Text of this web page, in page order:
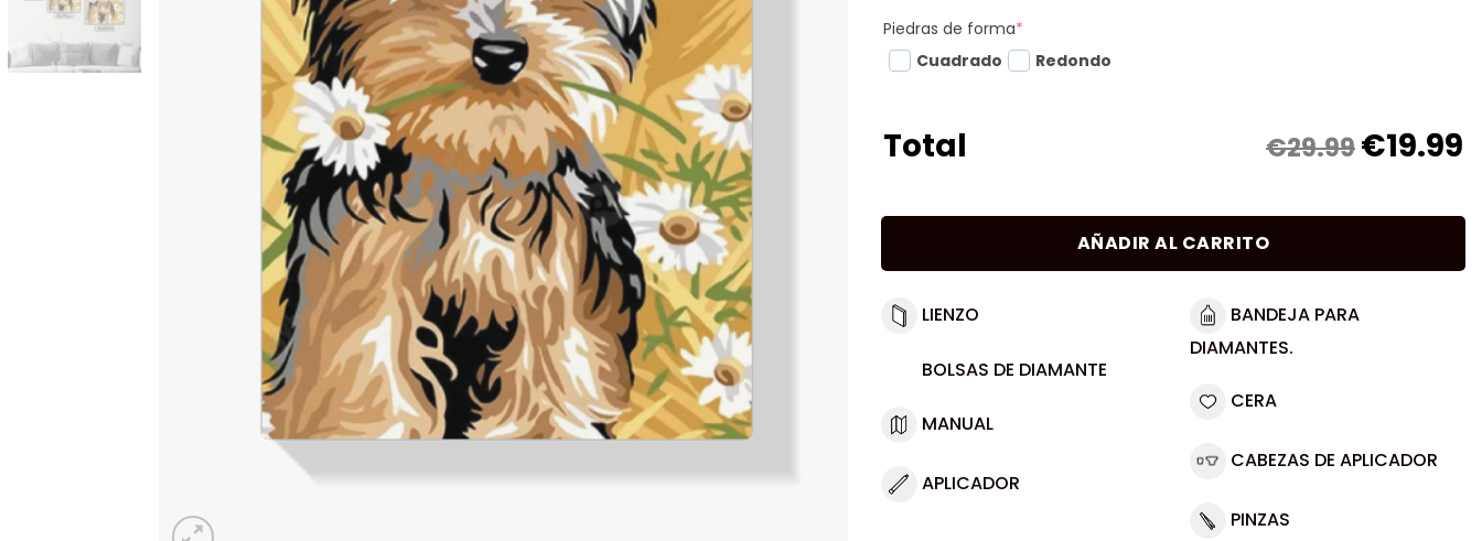
Piedras de forma*
Cuadrado
Redondo
Total €29.99€19.99
AÑADIR AL CARRITO
LIENZO
BOLSAS DE DIAMANTE
MANUAL
APLICADOR
BANDEJA PARA
DIAMANTES.
CERA
CABEZAS DE APLICADOR
PINZAS